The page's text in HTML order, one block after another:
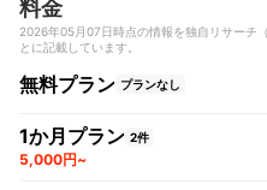
料金
2026年05月07日時点の情報を独自リサーチ
とに記載しています。
無料プラン プランなし
1か月プラン 2件
5,000円~